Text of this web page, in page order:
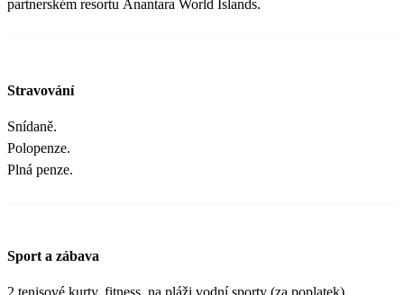
partnerském resortu Anantara World Islands.
Stravování
Snídaně.
Polopenze.
Plná penze.
Sport a zábava